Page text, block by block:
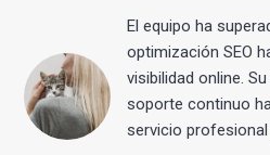
El equipo ha
optimización SEO
visibilidad online.
soporte continuo
servicio profesional